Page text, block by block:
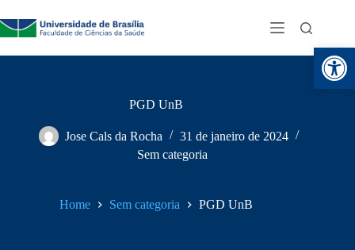
PGD UnB
Jose Cals da Rocha
31 de janeiro de 2024
Sem categoria
Home Sem categoria PGD UnB